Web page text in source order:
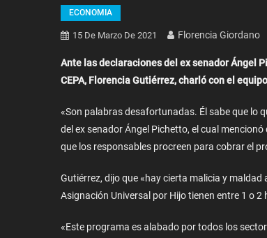
ECONOMIA
15 De Marzo De 2021 Florencia Giordano
Ante las declaraciones del ex senador Ángel
CEPA, Florencia Gutiérrez, charló con el
«Son palabras desafortunadas. Él sabe que lo
del ex senador Ángel Pichetto, el cual
que los responsables procreen para cobrar el
Gutiérrez, dijo que «hay cierta malicia y maldad
Asignación Universal por Hijo tienen entre 1 o 2
«Este programa es alabado por todos los